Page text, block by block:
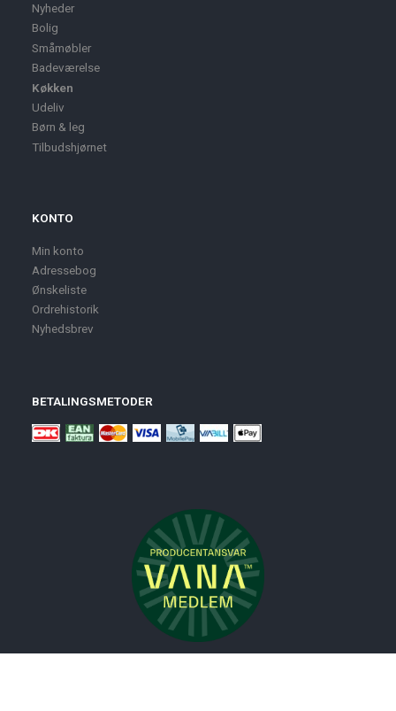
Nyheder
Bolig
Småmøbler
Badeværelse
Køkken
Udeliv
Børn & leg
Tilbudshjørnet
KONTO
Min konto
Adressebog
Ønskeliste
Ordrehistorik
Nyhedsbrev
BETALINGSMETODER